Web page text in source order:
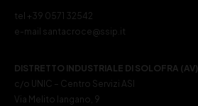
tel +39 0571 32542
e-mail santacroce@ssip.it
DISTRETTO INDUSTRIALE DI SOLOFRA (AV)
c/o UNIC – Centro Servizi ASI
Via Melito Iangano, 9